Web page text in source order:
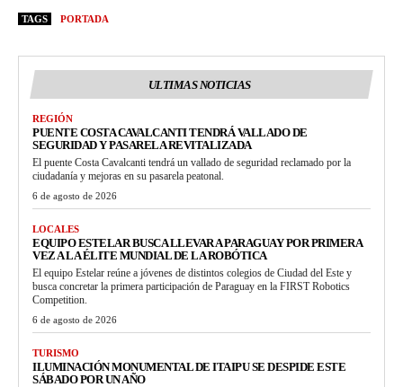
TAGS PORTADA
ULTIMAS NOTICIAS
REGIÓN
PUENTE COSTA CAVALCANTI TENDRÁ VALLADO DE
SEGURIDAD Y PASARELA REVITALIZADA
El puente Costa Cavalcanti tendrá un vallado de seguridad reclamado por la
ciudadanía y mejoras en su pasarela peatonal.
6 de agosto de 2026
LOCALES
EQUIPO ESTELAR BUSCA LLEVAR A PARAGUAY POR PRIMERA
VEZ A LA ÉLITE MUNDIAL DE LA ROBÓTICA
El equipo Estelar reúne a jóvenes de distintos colegios de Ciudad del Este y
busca concretar la primera participación de Paraguay en la FIRST Robotics
Competition.
6 de agosto de 2026
TURISMO
ILUMINACIÓN MONUMENTAL DE ITAIPU SE DESPIDE ESTE
SÁBADO POR UN AÑO